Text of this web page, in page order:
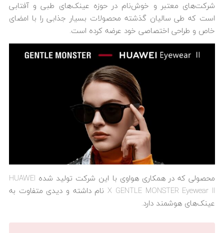
شرکت‌های معتبر و خوش‌نام در حوزه عینک‌های طبی و آفتابی
است که طی سالیان گذشته محصولات بسیار جذابی را با امضای
خاص و طراحی اختصاصی خود عرضه کرده است.
محصولی که در همکاری هواوی با این شرکت تولید شده HUAWEI
X GENTLE MONSTER Eyewear II نام داشته و دیدی متفاوت به
عینک‌های هوشمند دارد.